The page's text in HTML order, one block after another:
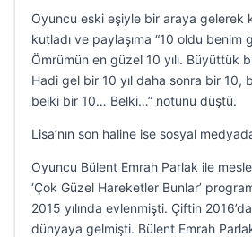
Oyuncu eski eşiyle bir araya gelerek
kutladı ve paylaşıma “10 oldu benim
Ömrümün en güzel 10 yılı. Büyüttük
Hadi gel bir 10 yıl daha sonra bir 10,
belki bir 10… Belki…” notunu düştü.
Lisa’nın son haline ise sosyal
Oyuncu Bülent Emrah Parlak ile
‘Çok Güzel Hareketler Bunlar’
2015 yılında evlenmişti. Çiftin
dünyaya gelmişti. Bülent Emrah